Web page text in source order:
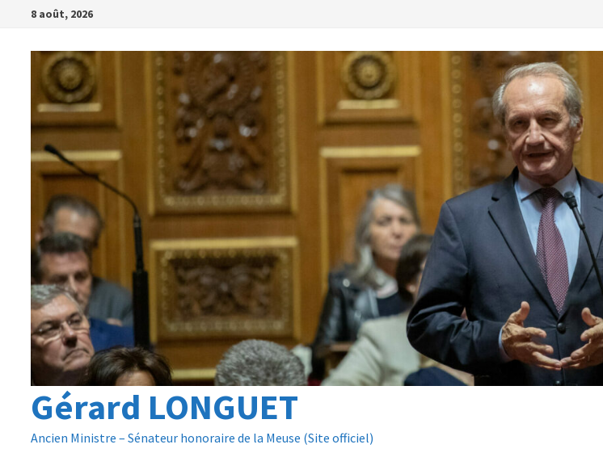
Passer
contenu
8 août, 2026
Gérard LONGUET
Ancien Ministre – Sénateur honoraire de la Meuse (Site officiel)